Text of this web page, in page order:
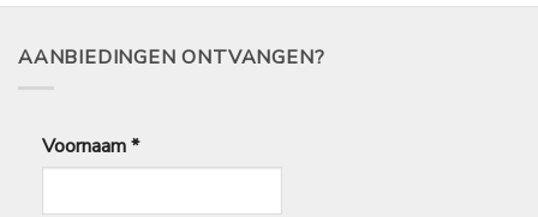
€
AANBIEDINGEN ONTVANGEN?
Voornaam*